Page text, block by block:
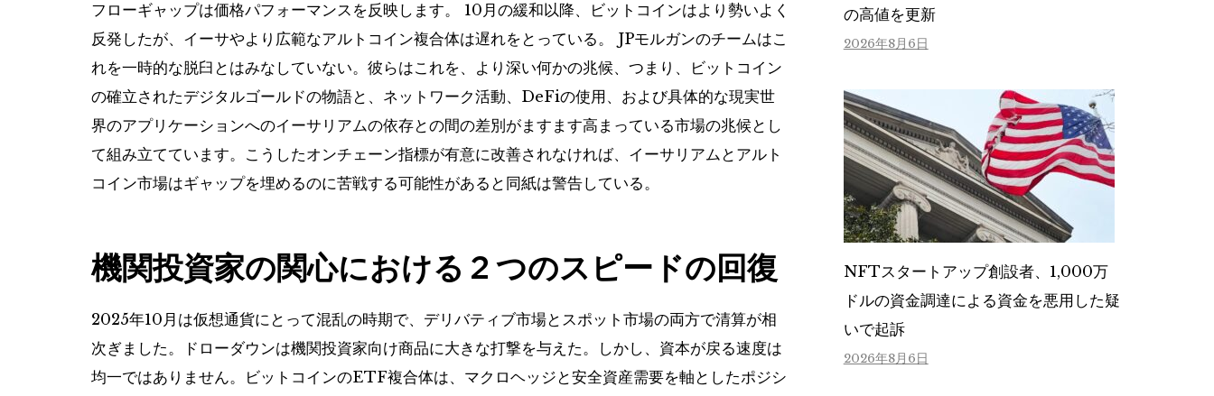
フローギャップは価格パフォーマンスを反映します。 10月の緩和以降、ビットコインはより勢いよく
反発したが、イーサやより広範なアルトコイン複合体は遅れをとっている。 JPモルガンのチームはこ
れを一時的な脱臼とはみなしていない。彼らはこれを、より深い何かの兆候、つまり、ビットコイン
の確立されたデジタルゴールドの物語と、ネットワーク活動、DeFiの使用、および具体的な現実世
界のアプリケーションへのイーサリアムの依存との間の差別がますます高まっている市場の兆候とし
て組み立てています。こうしたオンチェーン指標が有意に改善されなければ、イーサリアムとアルト
コイン市場はギャップを埋めるのに苦戦する可能性があると同紙は警告している。
機関投資家の関心における 2 つのスピードの回復
2025年10月は仮想通貨にとって混乱の時期で、デリバティブ市場とスポット市場の両方で清算が相
次ぎました。ドローダウンは機関投資家向け商品に大きな打撃を与えた。しかし、資本が戻る速度は
均一ではありません。ビットコインのETF複合体は、マクロヘッジと安全資産需要を軸としたポジシ
の高値を更新
2026年8月6日
NFTスタートアップ創設者、1,000万
ドルの資金調達による資金を悪用した疑
いで起訴
2026年8月6日